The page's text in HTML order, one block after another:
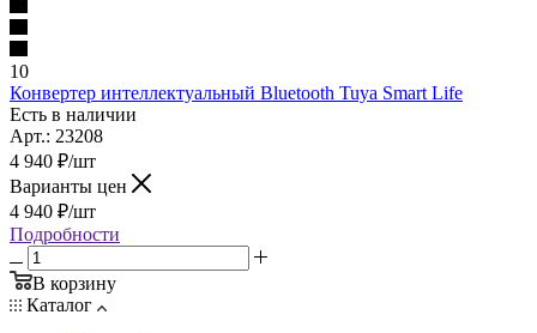
10
Конвертер интеллектуальный Bluetooth Tuya Smart Life
Есть в наличии
Арт.: 23208
4 940 ₽/шт
Варианты цен
4 940 ₽/шт
Подробности
В корзину
Каталог